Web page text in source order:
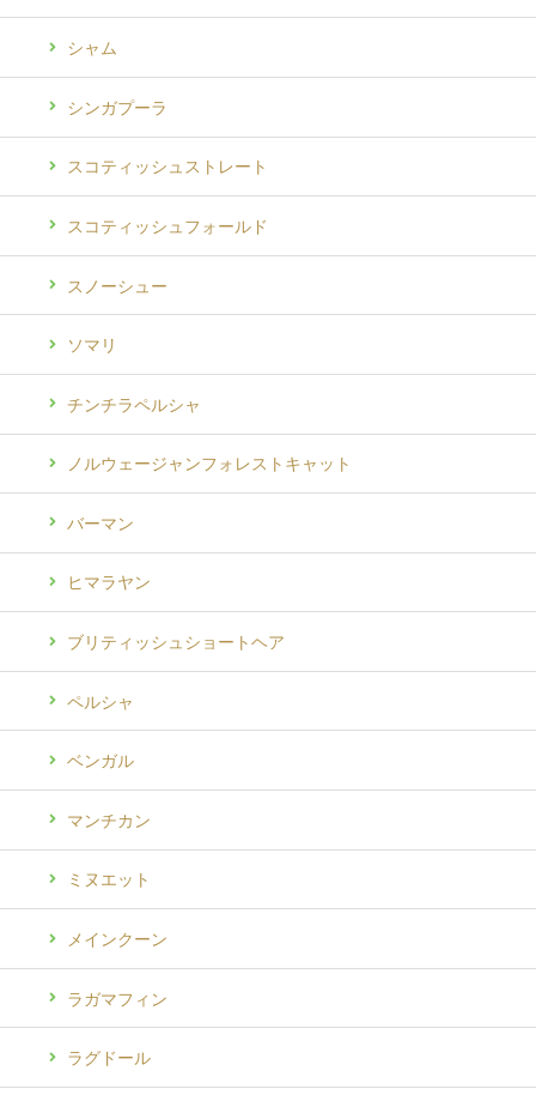
シャム
シンガプーラ
スコティッシュストレート
スコティッシュフォールド
スノーシュー
ソマリ
チンチラペルシャ
ノルウェージャンフォレストキャット
バーマン
ヒマラヤン
ブリティッシュショートヘア
ペルシャ
ベンガル
マンチカン
ミヌエット
メインクーン
ラガマフィン
ラグドール